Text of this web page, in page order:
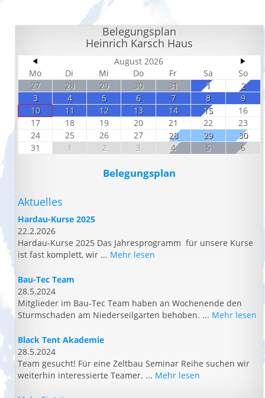
Belegungsplan
Heinrich Karsch Haus
August 2026
Mo
Di Mi Do Fr Sa
So
27
28 29 30 31 1
2
3
4 5 6 7 8
9
10
11 12 13 14 15
16
17
18 19 20 21 22
23
24
25 26 27 28 29
30
31
1 2 3 4 5 6
Belegungsplan
Aktuelles
Hardau-Kurse 2025
22.2.2026
Hardau-Kurse 2025 Das Jahresprogramm für unsere Kurse
ist fast komplett, wir ... Mehr lesen
Bau-Tec Team
28.5.2024
Mitglieder im Bau-Tec Team haben an Wochenende den
Sturmschaden am Niederseilgarten behoben. ... Mehr lesen
Black Tent Akademie
28.5.2024
Team gesucht! Für eine Zeltbau Seminar Reihe suchen wir
weiterhin interessierte Teamer. ... Mehr lesen